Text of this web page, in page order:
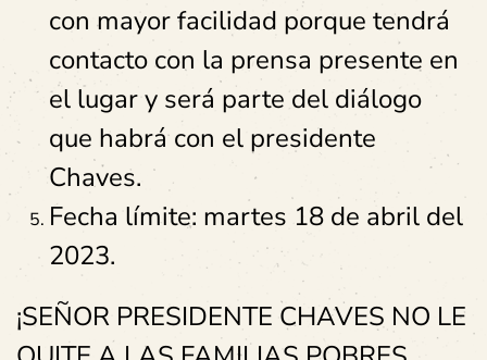
con mayor facilidad porque tendrá
contacto con la prensa presente en
el lugar y será parte del diálogo
que habrá con el presidente
Chaves.
Fecha límite: martes 18 de abril del
2023.
¡SEÑOR PRESIDENTE CHAVES NO LE